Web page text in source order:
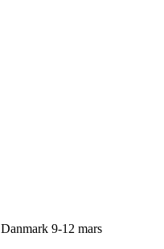
9-12 mars